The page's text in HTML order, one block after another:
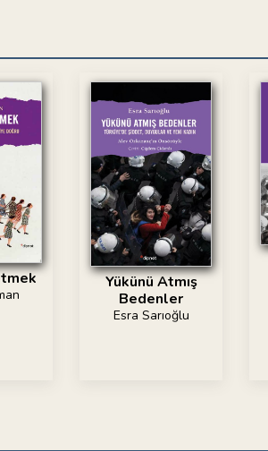
Yükünü Atmış
Bedenler
Esra Sarıoğlu